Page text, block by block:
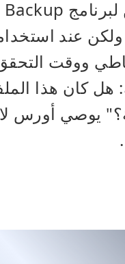
عند
ووقت
كان هذا
يوصي أورس